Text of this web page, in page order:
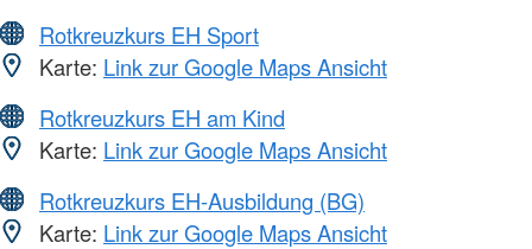
Rotkreuzkurs EH Sport
Karte: Link zur Google Maps Ansicht
Rotkreuzkurs EH am Kind
Karte: Link zur Google Maps Ansicht
Rotkreuzkurs EH-Ausbildung (BG)
Karte: Link zur Google Maps Ansicht